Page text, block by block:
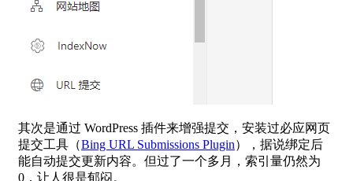
其次是通过 WordPress 插件来增强提交，安装过必应网页
提交工具（Bing URL Submissions Plugin），据说绑定后
能自动提交更新内容。但过了一个多月，索引量仍然为
0，让人很是郁闷。